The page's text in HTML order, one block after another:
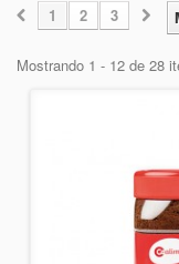
1 2 3
Mostrando 1 - 12 de 28